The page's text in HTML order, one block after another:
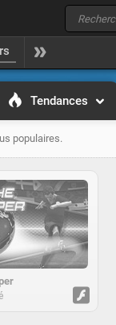
Tendances
populaires.